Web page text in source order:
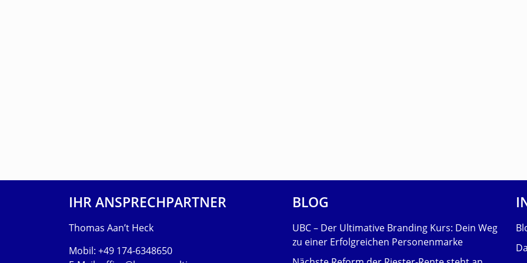
IHR ANSPRECHPARTNER
Thomas Aan’t Heck
Mobil: +49 174-6348650
BLOG
UBC – Der Ultimative Branding Kurs: Dein Weg
zu einer Erfolgreichen Personenmarke